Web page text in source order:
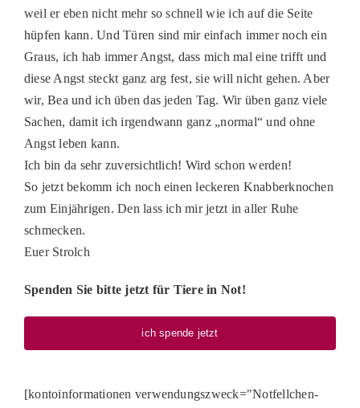
weil er eben nicht mehr so schnell wie ich auf die Seite
hüpfen kann. Und Türen sind mir einfach immer noch ein
Graus, ich hab immer Angst, dass mich mal eine trifft und
diese Angst steckt ganz arg fest, sie will nicht gehen. Aber
wir, Bea und ich üben das jeden Tag. Wir üben ganz viele
Sachen, damit ich irgendwann ganz „normal“ und ohne
Angst leben kann.
Ich bin da sehr zuversichtlich! Wird schon werden!
So jetzt bekomm ich noch einen leckeren Knabberknochen
zum Einjährigen. Den lass ich mir jetzt in aller Ruhe
schmecken.
Euer Strolch
Spenden Sie bitte jetzt für Tiere in Not!
ich spende jetzt
[kontoinformationen verwendungszweck="Notfellchen-